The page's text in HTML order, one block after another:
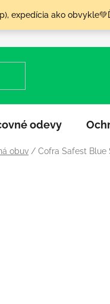
expedícia ako
odevy
obuv / Cofra Safest Blue